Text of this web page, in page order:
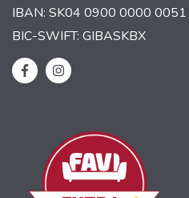
IBAN: SK04 0900 0000
BIC-SWIFT: GIBASKBX